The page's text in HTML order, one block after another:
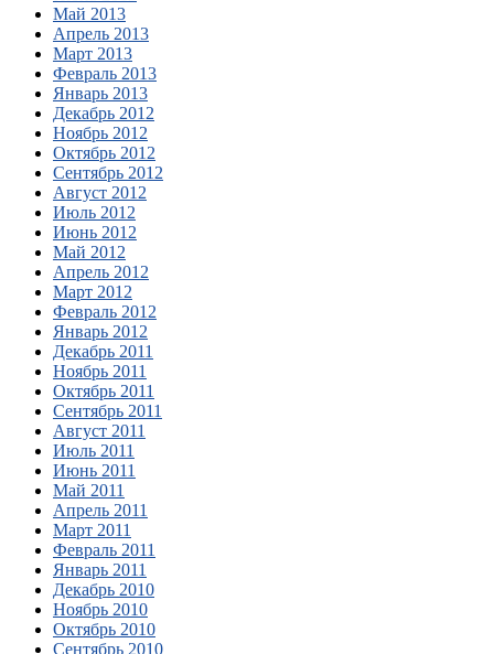
Май 2013
Апрель 2013
Март 2013
Февраль 2013
Январь 2013
Декабрь 2012
Ноябрь 2012
Октябрь 2012
Сентябрь 2012
Август 2012
Июль 2012
Июнь 2012
Май 2012
Апрель 2012
Март 2012
Февраль 2012
Январь 2012
Декабрь 2011
Ноябрь 2011
Октябрь 2011
Сентябрь 2011
Август 2011
Июль 2011
Июнь 2011
Май 2011
Апрель 2011
Март 2011
Февраль 2011
Январь 2011
Декабрь 2010
Ноябрь 2010
Октябрь 2010
Сентябрь 2010